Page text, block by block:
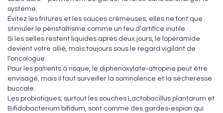
système.
Évitez les fritures et les sauces crémeuses, elles ne font que
stimuler le péristaltisme comme un feu d’artifice inutile.
Si les selles restent liquides après deux jours, le lopéramide
devient votre allié, mais toujours sous le regard vigilant de
l’oncologue.
Pour les patients à risque, le diphenoxylate‑atropine peut être
envisagé, mais il faut surveiller la somnolence et la sécheresse
buccale.
Les probiotiques, surtout les souches Lactobacillus plantarum et
Bifidobacterium bifidum, sont comme des gardes‑espion qui